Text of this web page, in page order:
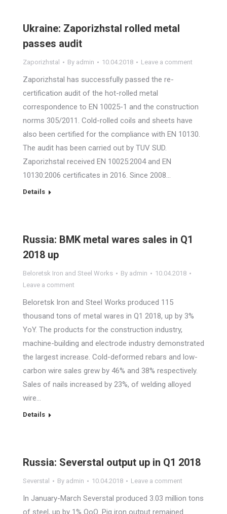
Ukraine: Zaporizhstal rolled metal
passes audit
Zaporizhstal By admin 10.04.2018 Leave a comment
Zaporizhstal has successfully passed the re-
certification audit of the hot-rolled metal
correspondence to EN 10025-1 and the construction
norms 305/2011. Cold-rolled coils and sheets have
also been certified for the compliance with EN 10130.
The audit has been carried out by TUV SUD.
Zaporizhstal received EN 10025:2004 and EN
10130:2006 certificates in 2016. Since 2008…
Details
Russia: BMK metal wares sales in Q1
2018 up
Beloretsk Iron and Steel Works By admin
10.04.2018
Leave a comment
Beloretsk Iron and Steel Works produced 115
thousand tons of metal wares in Q1 2018, up by 3%
YoY. The products for the construction industry,
machine-building and electrode industry demonstrated
the largest increase. Cold-deformed rebars and low-
carbon wire sales grew by 46% and 38% respectively.
Sales of nails increased by 23%, of welding alloyed
wire…
Details
Russia: Severstal output up in Q1 2018
Severstal By admin 10.04.2018 Leave a comment
In January-March Severstal produced 3.03 million tons
of steel, up by 1% QoQ. Pig iron output remained